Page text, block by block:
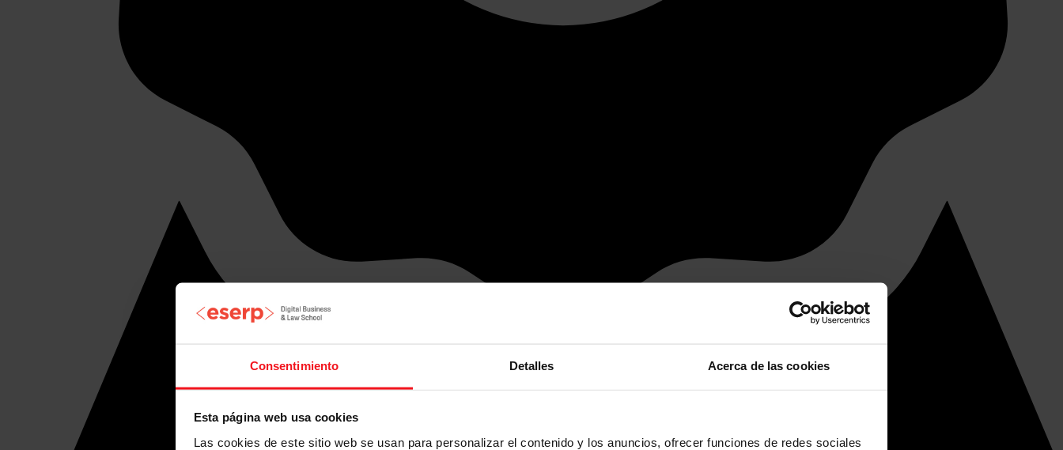
Consentimiento Detalles Acerca de las cookies
Esta página web usa cookies
Las cookies de este sitio web se usan para personalizar el contenido y los anuncios, ofrecer funciones de redes sociales